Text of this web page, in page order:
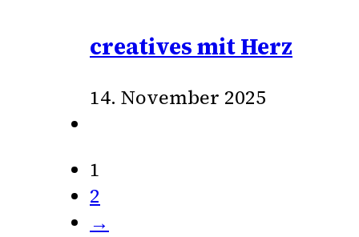
creatives mit Herz
14. November 2025
1
2
→